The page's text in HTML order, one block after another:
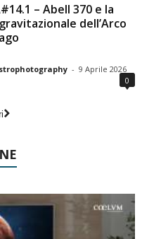
– Abell 370 e la
dell’Arco
- 9 Aprile 2026
0